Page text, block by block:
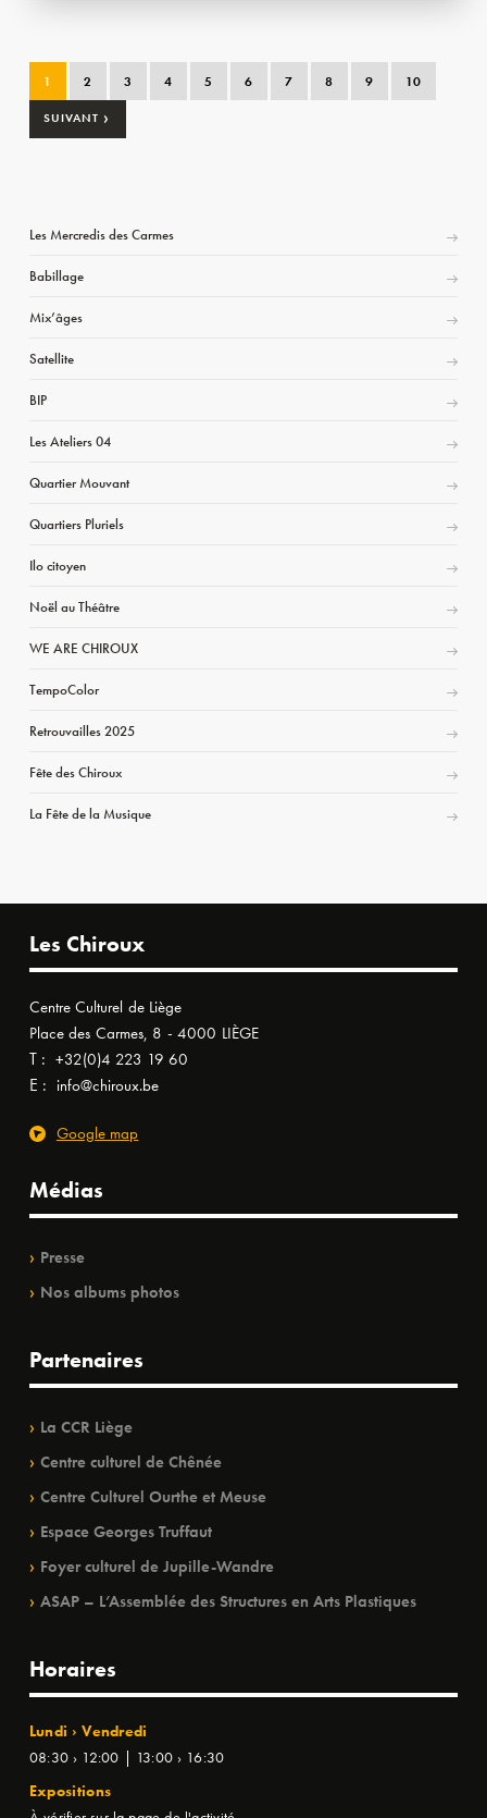
1 2 3 4 5 6 7 8 9 10
SUIVANT ›
Les Mercredis des Carmes
Babillage
Mix’âges
Satellite
BIP
Les Ateliers 04
Quartier Mouvant
Quartiers Pluriels
Ilo citoyen
Noël au Théâtre
WE ARE CHIROUX
TempoColor
Retrouvailles 2025
Fête des Chiroux
La Fête de la Musique
Les Chiroux
Centre Culturel de Liège
Place des Carmes, 8 - 4000 LIÈGE
T : +32(0)4 223 19 60
E : info@chiroux.be
Google map
Médias
Presse
Nos albums photos
Partenaires
La CCR Liège
Centre culturel de Chênée
Centre Culturel Ourthe et Meuse
Espace Georges Truffaut
Foyer culturel de Jupille-Wandre
ASAP – L’Assemblée des Structures en Arts Plastiques
Horaires
Lundi › Vendredi
08:30 › 12:00 | 13:00 › 16:30
Expositions